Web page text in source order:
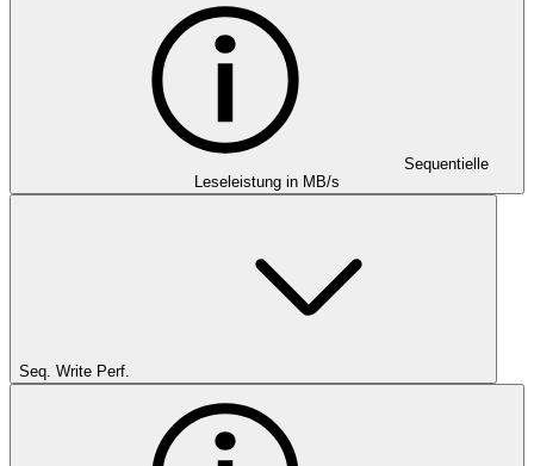
Sequentielle
Leseleistung in MB/s
Seq. Write Perf.